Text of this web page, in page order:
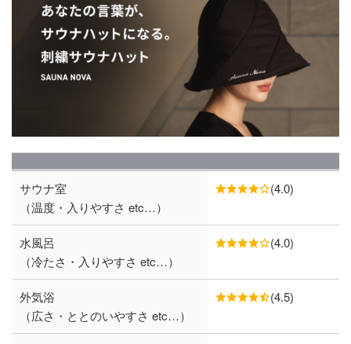
サウナ室
（温度・入りやすさ etc…）
(4.0)
水風呂
（冷たさ・入りやすさ etc…）
(4.0)
外気浴
（広さ・ととのいやすさ etc…）
(4.5)